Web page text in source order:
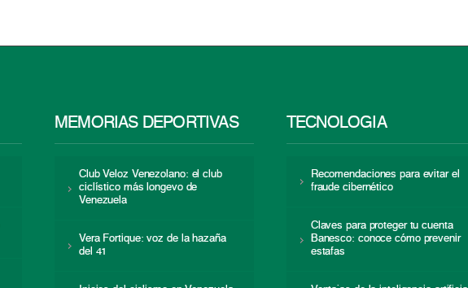
MEMORIAS DEPORTIVAS
Club Veloz Venezolano: el club
ciclístico más longevo de
Venezuela
Vera Fortique: voz de la hazaña
del 41
TECNOLOGÍA
Recomendaciones para evitar el
fraude cibernético
Claves para proteger tu cuenta
Banesco: conoce cómo prevenir
estafas